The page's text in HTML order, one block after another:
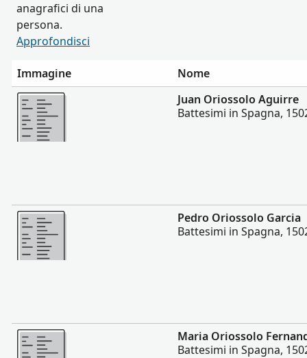
anagrafici di una
persona.
Approfondisci
Immagine
Nome
Altro
Juan Oriossolo Aguirre
Battesimi in Spagna,
Altro
Pedro Oriossolo Garcia
Battesimi in Spagna,
Altro
Maria Oriossolo
Battesimi in Spagna,